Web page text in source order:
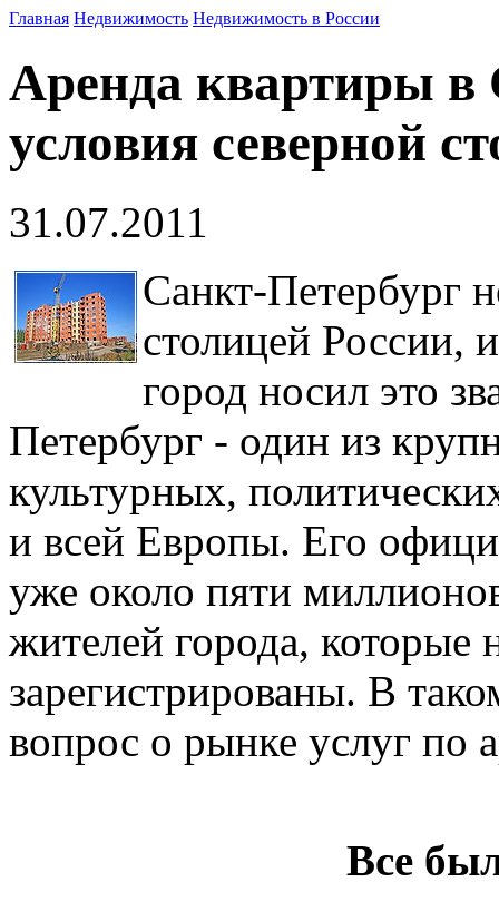
Главная Недвижимость Недвижимость в России
Аренда квартиры в
условия северной
31.07.2011
Санкт-Петербург
столицей России,
город носил это
Петербург - один из
культурных,
и всей Европы. Его
уже около пяти
жителей города, которые
зарегистрированы. В
вопрос о рынке услуг по
Все